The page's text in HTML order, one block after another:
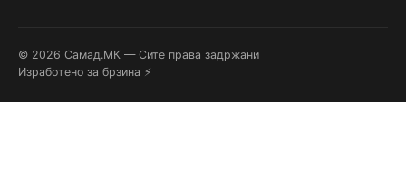
© 2026 Самад.МК — Сите права задржани
Изработено за брзина ⚡